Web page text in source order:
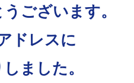
ございます。
ドレスに
ました。